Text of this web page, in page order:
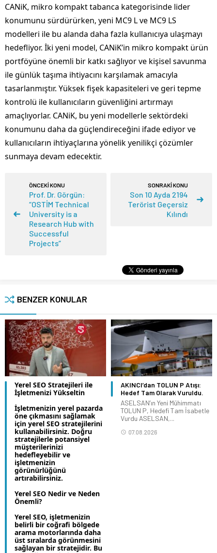
CANiK, mikro kompakt tabanca kategorisinde lider
konumunu sürdürürken, yeni MC9 L ve MC9 LS
modelleri ile bu alanda daha fazla kullanıcıya ulaşmayı
hedefliyor. İki yeni model, CANiK’in mikro kompakt ürün
portföyüne önemli bir katkı sağlıyor ve kişisel savunma
ile günlük taşıma ihtiyacını karşılamak amacıyla
tasarlanmıştır. Yüksek fişek kapasiteleri ve geri tepme
kontrolü ile kullanıcıların güvenliğini artırmayı
amaçlıyorlar. CANiK, bu yeni modellerle sektördeki
konumunu daha da güçlendireceğini ifade ediyor ve
kullanıcıların ihtiyaçlarına yönelik yenilikçi çözümler
sunmaya devam edecektir.
ÖNCEKİ KONU
Prof. Dr. Görgün:
“OSTİM Technical
University is a
Research Hub with
Successful
Projects”
SONRAKİ KONU
Son 10 Ayda 2194
Terörist Geçersiz
Kılındı
BENZER KONULAR
Yerel SEO Stratejileri ile
İşletmenizi Yükseltin
İşletmenizin yerel pazarda
öne çıkmasını sağlamak
için yerel SEO stratejilerini
kullanabilirsiniz. Doğru
stratejilerle potansiyel
müşterilerinizi
hedefleyebilir ve
işletmenizin
görünürlüğünü
artırabilirsiniz.
Yerel SEO Nedir ve Neden
Önemli?
Yerel SEO, işletmenizin
belirli bir coğrafi bölgede
arama motorlarında daha
üst sıralarda görünmesini
sağlayan bir stratejidir. Bu
AKINCI’dan TOLUN P Atışı:
Hedef Tam Olarak Vuruldu.
ASELSAN’ın Yeni Mühimmatı
TOLUN P, Hedefi Tam İsabetle
Vurdu ASELSAN,...
07.08.2026